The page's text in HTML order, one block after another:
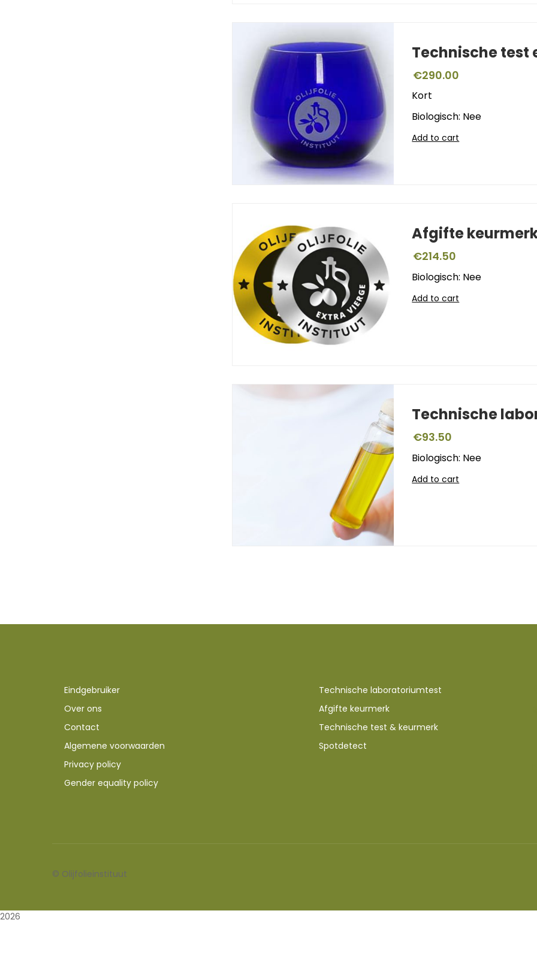
Technische test
€290.00
Kort
Biologisch: Nee
Add to cart
Afgifte
€214.50
Biologisch: Nee
Add to cart
Technische
€93.50
Biologisch: Nee
Add to cart
Eindgebruiker
Over ons
Contact
Algemene voorwaarden
Privacy policy
Gender equality policy
Technische laboratoriumtest
Afgifte keurmerk
Technische test & keurmerk
Spotdetect
© Olijfolieinstituut
2026